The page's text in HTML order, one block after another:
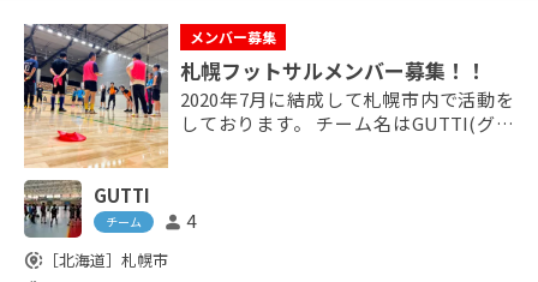
メンバー募集
札幌フットサルメンバー募集！！
2020年7月に結成して札幌市内で活動を
しております。 チーム名はGUTTI(グッ
をしたいって人や運動不足を解消したい
GUTTI
チーム person 4
share_location ［北海道］ 札幌市